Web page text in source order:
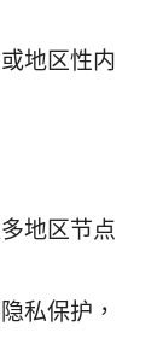
地区性内
地区节点
私保护，